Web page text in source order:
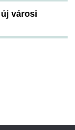
városi